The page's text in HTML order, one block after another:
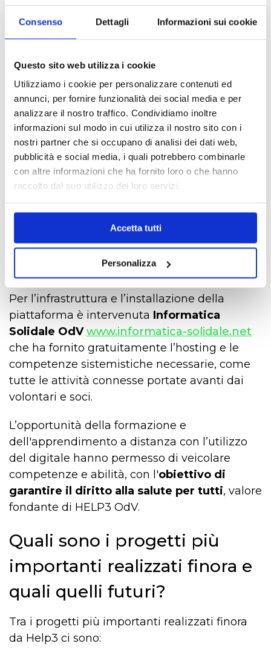
Consenso Dettagli Informazioni sui cookie
Questo sito web utilizza i cookie
Utilizziamo i cookie per personalizzare contenuti ed
annunci, per fornire funzionalità dei social media e per
analizzare il nostro traffico. Condividiamo inoltre
informazioni sul modo in cui utilizza il nostro sito con i
nostri partner che si occupano di analisi dei dati web,
pubblicità e social media, i quali potrebbero combinarle
con altre informazioni che ha fornito loro o che hanno
raccolto dal suo utilizzo dei loro servizi.
Accetta tutti
Personalizza
H24 con l’ausilio di un LMS (Learning
MOODLE, la piattaforma di apprendimento
progettata per fornire a educatori,
amministratori e studenti un sistema
integrato, affidabile e sicuroper creare
ambienti di apprendimento personalizzati.
In questo modo è stato possibile creare un
percorso didattico organizzato in 40 unità per
un totale di circa 160 ore di erogazione. Il mio
l’amministratore e tutor della piattaforma per
lezioni/videolezioni, la gestione degli utenti e
Per l’infrastruttura e l’installazione della
piattaforma è intervenuta Informatica
Solidale OdV www.informatica-solidale.net
che ha fornito gratuitamente l’hosting e le
competenze sistemistiche necessarie, come
tutte le attività connesse portate avanti dai
volontari e soci.
L’opportunità della formazione e
dell'apprendimento a distanza con l’utilizzo
del digitale hanno permesso di veicolare
competenze e abilità, con l'obiettivo di
garantire il diritto alla salute per tutti, valore
fondante di HELP3 OdV.
Quali sono i progetti più
importanti realizzati finora e
quali quelli futuri?
Tra i progetti più importanti realizzati finora
da Help3 ci sono: